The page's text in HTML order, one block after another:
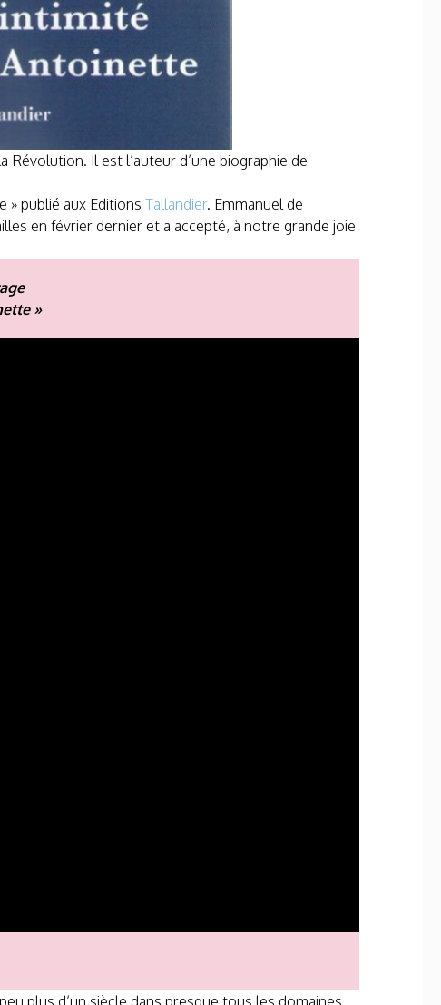
Il est l’auteur d’une biographie de
» publié aux Editions Tallandier. Emmanuel de
en février dernier et a accepté, à notre grande joie
»
plus d’un siècle dans presque tous les domaines.